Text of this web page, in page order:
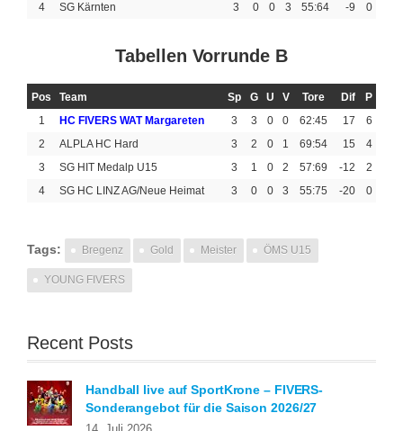
4
SG Kärnten 3 0 0 3 55:64 -9 0
Tabellen Vorrunde B
Pos Team Sp G U V Tore Dif
P
1
HC FIVERS WAT Margareten 3 3 0 0 62:45 17
6
2
ALPLA HC Hard 3 2 0 1 69:54 15
4
3
SG HIT Medalp U15 3 1 0 2 57:69 -12
2
4
SG HC LINZ AG/Neue Heimat 3 0 0 3 55:75 -20 0
Tags: Bregenz Gold Meister ÖMS U15
YOUNG FIVERS
Recent Posts
Handball live auf SportKrone – FIVERS-
Sonderangebot für die Saison 2026/27